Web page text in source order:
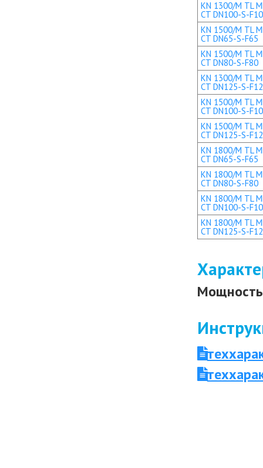
KN 1300/M TL
CT DN100-S-
KN 1500/M TL
CT DN65-S-F65
KN 1500/M TL
CT DN80-S-F80
KN 1300/M TL
CT DN125-S-
KN 1500/M TL
CT DN100-S-
KN 1500/M TL
CT DN125-S-
KN 1800/M TL
CT DN65-S-F65
KN 1800/M TL
CT DN80-S-F80
KN 1800/M TL
CT DN100-S-
KN 1800/M TL
CT DN125-S-
Мощность